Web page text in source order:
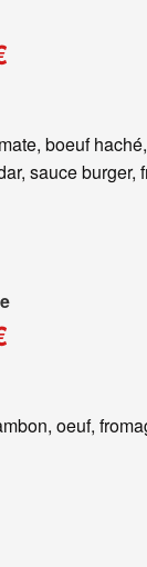
boeuf
sauce burger,
oeuf,